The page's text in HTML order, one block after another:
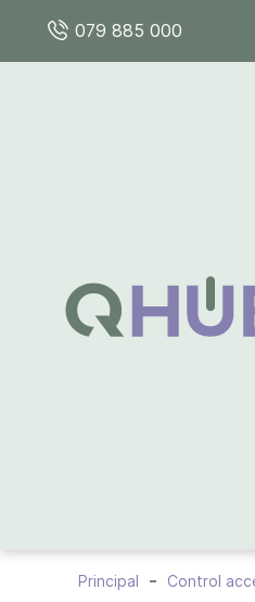
079 885 000
Principal Control